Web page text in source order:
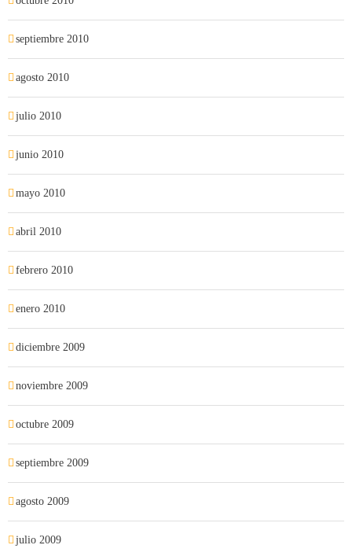
septiembre 2010
agosto 2010
julio 2010
junio 2010
mayo 2010
abril 2010
febrero 2010
enero 2010
diciembre 2009
noviembre 2009
octubre 2009
septiembre 2009
agosto 2009
julio 2009